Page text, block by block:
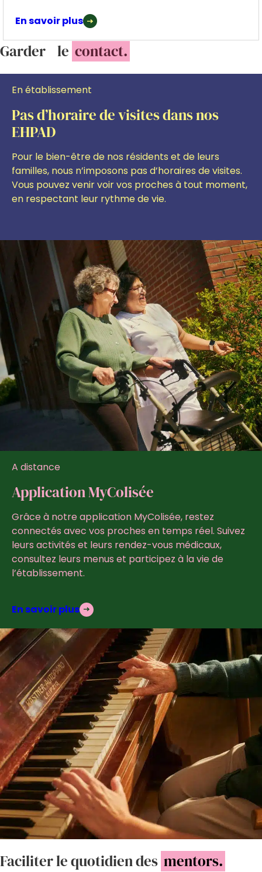
En savoir plus
Garder le contact.
En établissement
Pas d’horaire de visites dans nos
EHPAD
Pour le bien-être de nos résidents et de leurs
familles, nous n’imposons pas d’horaires de visites.
Vous pouvez venir voir vos proches à tout moment,
en respectant leur rythme de vie.
A distance
Application MyColisée
Grâce à notre application MyColisée, restez
connectés avec vos proches en temps réel. Suivez
leurs activités et leurs rendez-vous médicaux,
consultez leurs menus et participez à la vie de
l’établissement.
En savoir plus
Faciliter le quotidien des mentors.